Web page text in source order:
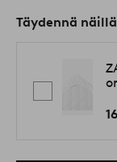
Täydennä näillä